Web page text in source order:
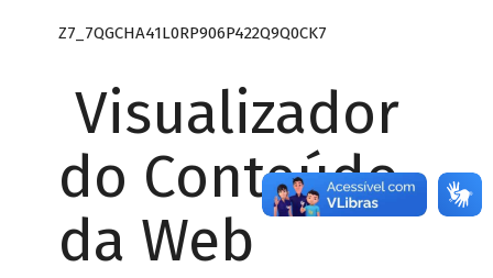
Z7_7QGCHA41L0RP906P422Q9Q0CK7
Visualizador
do Conteúdo
da Web